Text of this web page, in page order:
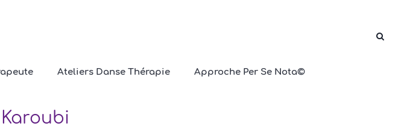
Ateliers Danse Thérapie Approche Per Se Nota©